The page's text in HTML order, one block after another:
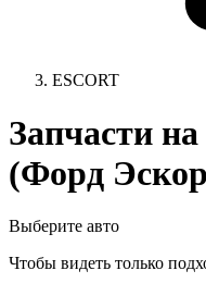
ESCORT
Запчасти
(Форд
Выберите авто
Чтобы видеть только